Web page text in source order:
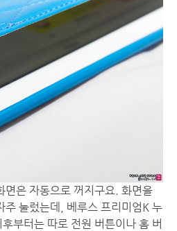
면은 자동으로 꺼지구요. 화면을
주 눌렀는데, 베루스 프리미엄K 누
부터는 따로 전원 버튼이나 홈 버